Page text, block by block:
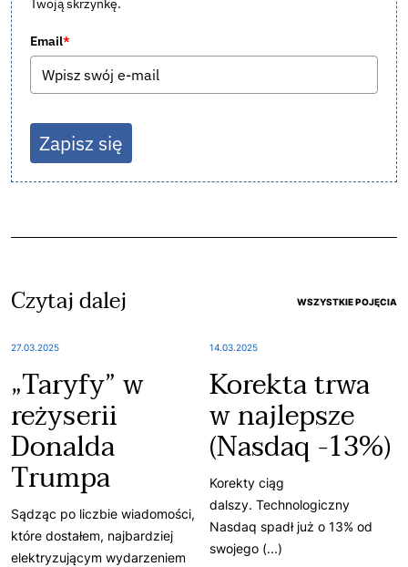
Twoją skrzynkę.
Email*
Zapisz się
Czytaj dalej WSZYSTKIE POJĘCIA
27.03.2025
„Taryfy” w
reżyserii
Donalda
Trumpa
Sądząc po liczbie wiadomości,
które dostałem, najbardziej
elektryzującym wydarzeniem
14.03.2025
Korekta trwa
w najlepsze
(Nasdaq -13%)
Korekty ciąg
dalszy. Technologiczny
Nasdaq spadł już o 13% od
swojego (...)